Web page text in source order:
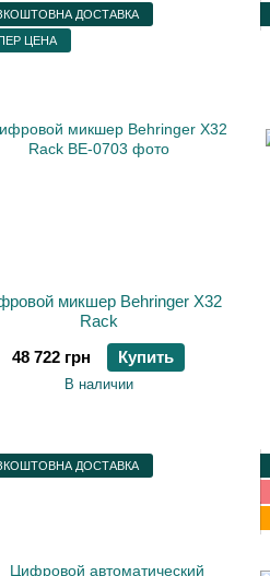
ДОСТАВКА
ЦЕНА
микшер Behringer X32
Rack
48 722 грн
Купить
В наличии
ДОСТАВКА